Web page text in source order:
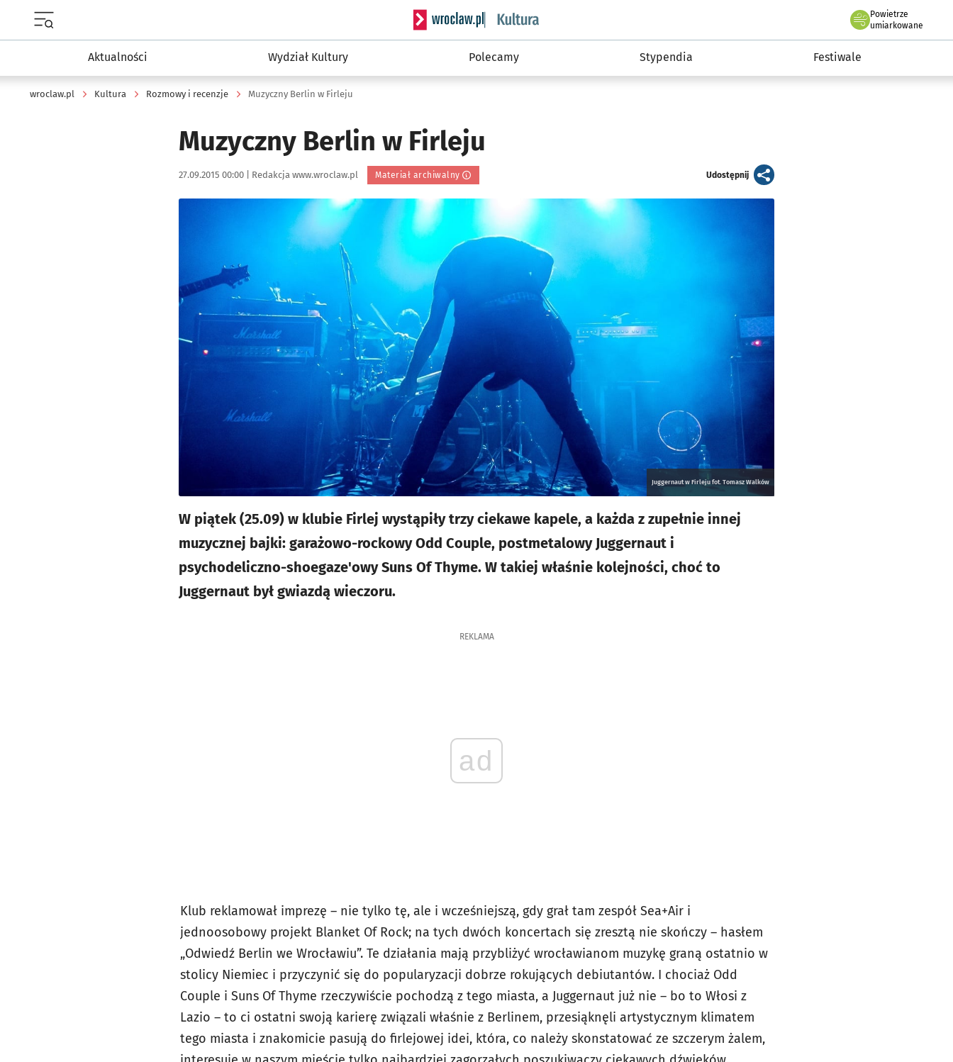
Serwis informacyjny wroclaw.pl podserwis: Kultura
Powietrze
we Wrocławiu
umiarkowane
Aktualności Wydział Kultury Polecamy Stypendia Festiwale
wroclaw.pl Kultura Rozmowy i recenzje Muzyczny Berlin w Firleju
Muzyczny Berlin w Firleju
Data publikacji:
27.09.2015 00:00 | Autor:
Redakcja www.wroclaw.pl Materiał archiwalny Udostępnijartykuł
Juggernaut w Firleju fot. Tomasz Walków
W piątek (25.09) w klubie Firlej wystąpiły trzy ciekawe kapele, a każda z zupełnie innej
muzycznej bajki: garażowo-rockowy Odd Couple, postmetalowy Juggernaut i
psychodeliczno-shoegaze'owy Suns Of Thyme. W takiej właśnie kolejności, choć to
Juggernaut był gwiazdą wieczoru.
REKLAMA
ad
Klub reklamował imprezę – nie tylko tę, ale i wcześniejszą, gdy grał tam zespół Sea+Air i
jednoosobowy projekt Blanket Of Rock; na tych dwóch koncertach się zresztą nie skończy – hasłem
„Odwiedź Berlin we Wrocławiu”. Te działania mają przybliżyć wrocławianom muzykę graną ostatnio w
stolicy Niemiec i przyczynić się do popularyzacji dobrze rokujących debiutantów. I chociaż Odd
Couple i Suns Of Thyme rzeczywiście pochodzą z tego miasta, a Juggernaut już nie – bo to Włosi z
Lazio – to ci ostatni swoją karierę związali właśnie z Berlinem, przesiąknęli artystycznym klimatem
tego miasta i znakomicie pasują do firlejowej idei, która, co należy skonstatować ze szczerym żalem,